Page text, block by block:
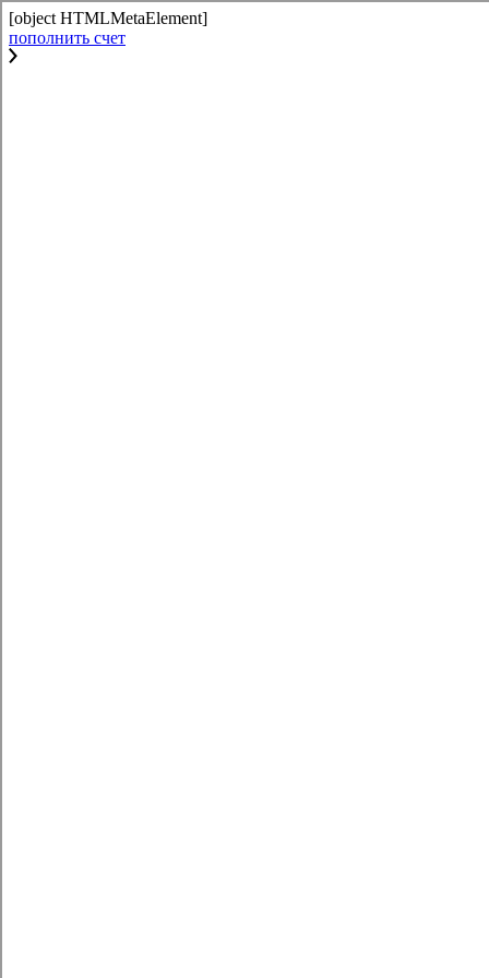
[object HTMLMetaElement]
пополнить счет